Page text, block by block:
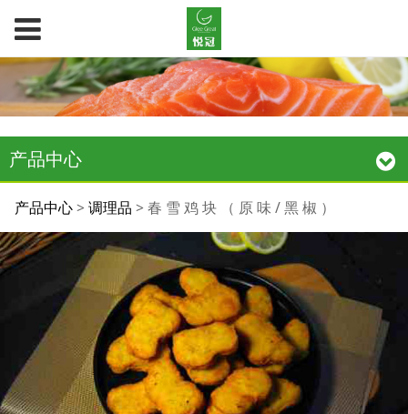
产品中心
春 雪 鸡 块 （ 原 味 / 黑
椒 ）
产品中心> 调理品 > 春 雪 鸡 块 （ 原 味 / 黑 椒 ）